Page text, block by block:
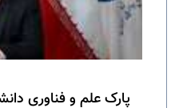
پارک علم و فناوری